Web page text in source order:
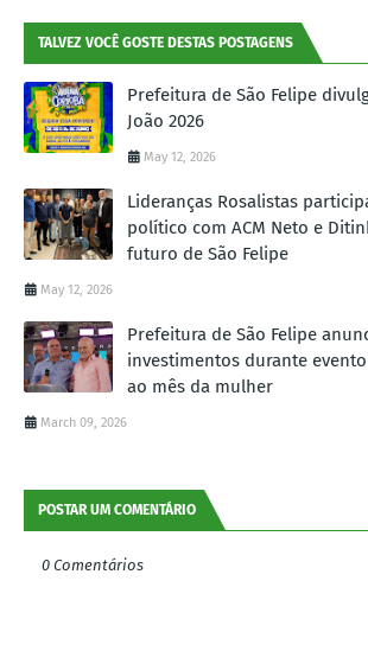
TALVEZ VOCÊ GOSTE DESTAS POSTAGENS
Prefeitura de São Felipe
João 2026
May 12, 2026
Lideranças Rosalistas
político com ACM Neto e
futuro de São Felipe
May 12, 2026
Prefeitura de São Felipe
investimentos durante
ao mês da mulher
March 09, 2026
POSTAR UM COMENTÁRIO
0 Comentários